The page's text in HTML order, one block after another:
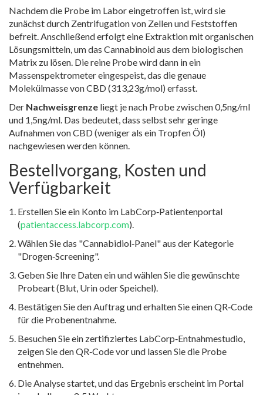
Nachdem die Probe im Labor eingetroffen ist, wird sie
zunächst durch Zentrifugation von Zellen und Feststoffen
befreit. Anschließend erfolgt eine Extraktion mit organischen
Lösungsmitteln, um das Cannabinoid aus dem biologischen
Matrix zu lösen. Die reine Probe wird dann in ein
Massenspektrometer eingespeist, das die genaue
Molekülmasse von CBD (313,23g/mol) erfasst.
Der Nachweisgrenze liegt je nach Probe zwischen 0,5ng/ml
und 1,5ng/ml. Das bedeutet, dass selbst sehr geringe
Aufnahmen von CBD (weniger als ein Tropfen Öl)
nachgewiesen werden können.
Bestellvorgang, Kosten und
Verfügbarkeit
Erstellen Sie ein Konto im LabCorp‑Patientenportal
(patientaccess.labcorp.com).
Wählen Sie das "Cannabidiol‑Panel" aus der Kategorie
"Drogen‑Screening".
Geben Sie Ihre Daten ein und wählen Sie die gewünschte
Probeart (Blut, Urin oder Speichel).
Bestätigen Sie den Auftrag und erhalten Sie einen QR‑Code
für die Probenentnahme.
Besuchen Sie ein zertifiziertes LabCorp‑Entnahmestudio,
zeigen Sie den QR‑Code vor und lassen Sie die Probe
entnehmen.
Die Analyse startet, und das Ergebnis erscheint im Portal